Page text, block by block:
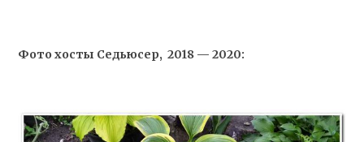
Фото хосты Седьюсер, 2018 — 2020: